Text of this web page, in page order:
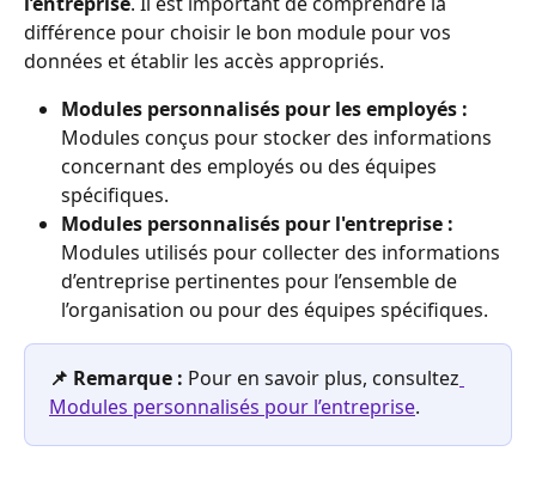
différence pour choisir le bon module pour vos
données et établir les accès appropriés.
Modules personnalisés pour les employés :
Modules conçus pour stocker des informations
concernant des employés ou des équipes
spécifiques.
Modules personnalisés pour l'entreprise :
Modules utilisés pour collecter des informations
d’entreprise pertinentes pour l’ensemble de
l’organisation ou pour des équipes spécifiques.
📌 Remarque : Pour en savoir plus, consultez
Modules personnalisés pour l’entreprise.